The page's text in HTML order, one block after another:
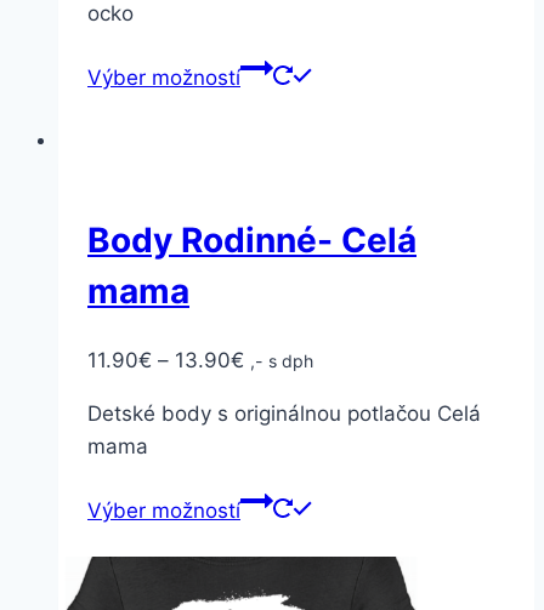
ocko
Výber možností
Body Rodinné- Celá
mama
11.90€ – 13.90€ ,- s dph
Detské body s originálnou potlačou Celá
mama
Výber možností